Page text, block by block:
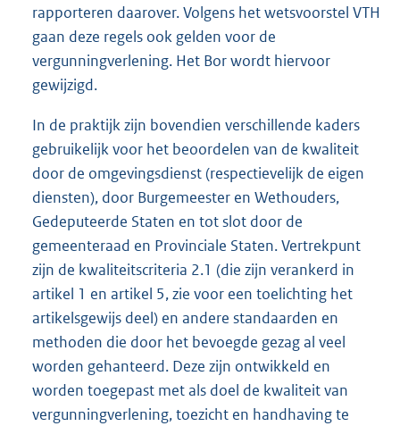
rapporteren daarover. Volgens het wetsvoorstel VTH
gaan deze regels ook gelden voor de
vergunningverlening. Het Bor wordt hiervoor
gewijzigd.
In de praktijk zijn bovendien verschillende kaders
gebruikelijk voor het beoordelen van de kwaliteit
door de omgevingsdienst (respectievelijk de eigen
diensten), door Burgemeester en Wethouders,
Gedeputeerde Staten en tot slot door de
gemeenteraad en Provinciale Staten. Vertrekpunt
zijn de kwaliteitscriteria 2.1 (die zijn verankerd in
artikel 1 en artikel 5, zie voor een toelichting het
artikelsgewijs deel) en andere standaarden en
methoden die door het bevoegde gezag al veel
worden gehanteerd. Deze zijn ontwikkeld en
worden toegepast met als doel de kwaliteit van
vergunningverlening, toezicht en handhaving te